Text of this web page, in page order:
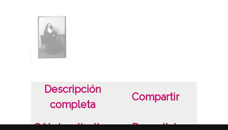
Descripción
completa
Compartir
OAI visualization Permalink